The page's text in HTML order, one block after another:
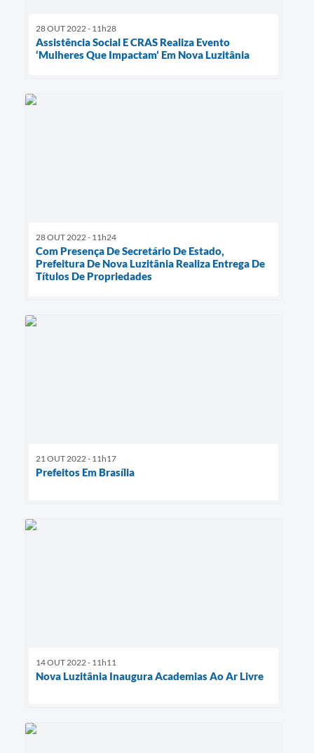
28 OUT 2022 - 11h28
Assistência Social E CRAS Realiza Evento
‘Mulheres Que Impactam’ Em Nova Luzitânia
28 OUT 2022 - 11h24
Com Presença De Secretário De Estado,
Prefeitura De Nova Luzitânia Realiza Entrega De
Títulos De Propriedades
21 OUT 2022 - 11h17
Prefeitos Em Brasília
14 OUT 2022 - 11h11
Nova Luzitânia Inaugura Academias Ao Ar Livre